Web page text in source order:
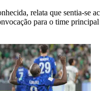
relata que sentia-se
para o time